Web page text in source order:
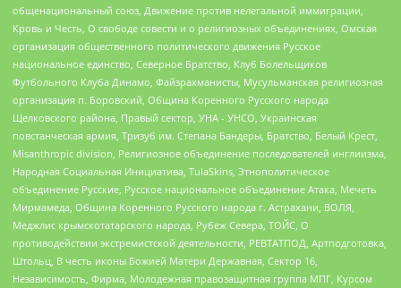
общенациональный союз, Движение против нелегальной иммиграции,
Кровь и Честь, О свободе совести и о религиозных объединениях, Омская
организация общественного политического движения Русское
национальное единство, Северное Братство, Клуб Болельщиков
Футбольного Клуба Динамо, Файзрахманисты, Мусульманская религиозная
организация п. Боровский, Община Коренного Русского народа
Щелковского района, Правый сектор, УНА - УНСО, Украинская
повстанческая армия, Тризуб им. Степана Бандеры, Братство, Белый Крест,
Misanthropic division, Религиозное объединение последователей инглиизма,
Народная Социальная Инициатива, TulaSkins, Этнополитическое
объединение Русские, Русское национальное объединение Атака, Мечеть
Мирмамеда, Община Коренного Русского народа г. Астрахани, ВОЛЯ,
Меджлис крымскотатарского народа, Рубеж Севера, ТОЙС, О
противодействии экстремистской деятельности, РЕВТАТПОД, Артподготовка,
Штольц, В честь иконы Божией Матери Державная, Сектор 16,
Независимость, Фирма, Молодежная правозащитная группа МПГ, Курсом